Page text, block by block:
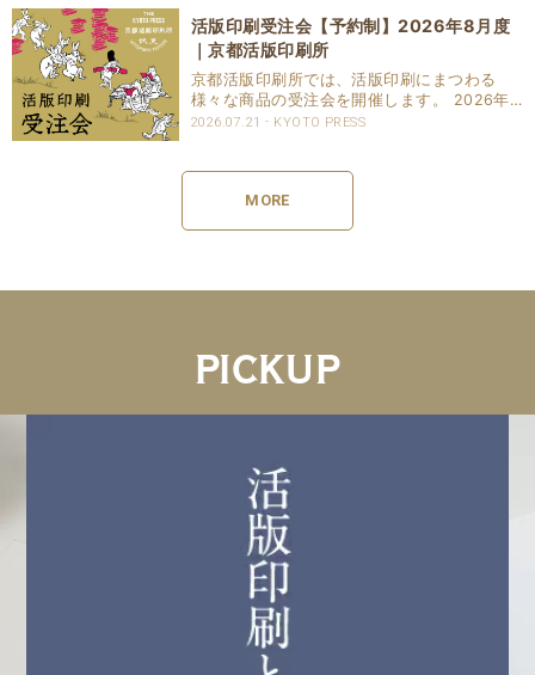
活版印刷受注会【予約制】2026年8月度
｜京都活版印刷所
京都活版印刷所では、活版印刷にまつわる
様々な商品の受注会を開催します。 2026年8
月は1回開催いたします。 事前ご予約での対
2026.07.21 KYOTO PRESS
MORE
PICKUP